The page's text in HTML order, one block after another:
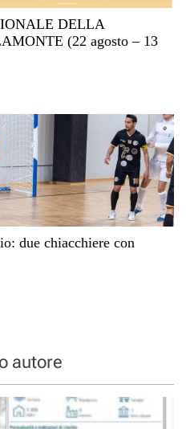
DELLA
(22 agosto – 13
due chiacchiere con
autore